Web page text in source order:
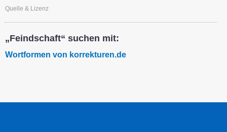
Quelle & Lizenz
„Feindschaft“ suchen mit:
Wortformen von korrekturen.de